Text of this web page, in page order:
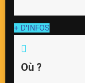
+ D'INFOS
Où ?